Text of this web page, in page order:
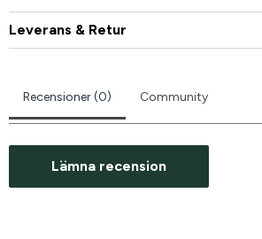
Leverans & Retur
Recensioner (0) Community
Lämna recension